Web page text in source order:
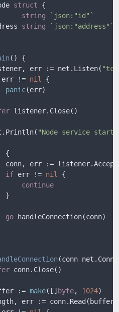
struct {
ID
string
`json:"id"`
string
`json:"address"`
()
{
err := net.Listen(
err != nil
{
panic(err)
listener.Close()
"Node service
{
conn, err :=
if err != nil
{
continue
}
go handleConnection(conn)
(conn net.Conn)
conn.Close()
:=
make([] byte, 1024)
err := conn.Read(buffer)